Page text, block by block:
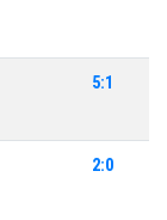
5:1
2:0